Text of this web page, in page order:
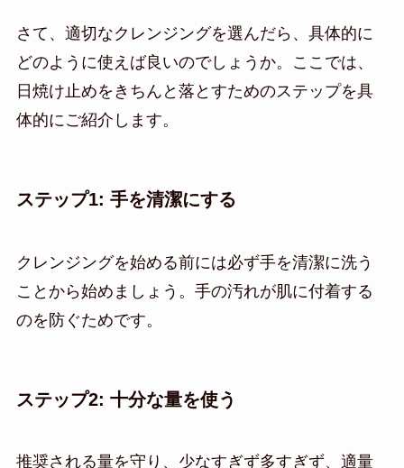
さて、適切なクレンジングを選んだら、具体的に
どのように使えば良いのでしょうか。ここでは、
日焼け止めをきちんと落とすためのステップを具
体的にご紹介します。
ステップ1: 手を清潔にする
クレンジングを始める前には必ず手を清潔に洗う
ことから始めましょう。手の汚れが肌に付着する
のを防ぐためです。
ステップ2: 十分な量を使う
推奨される量を守り、少なすぎず多すぎず、適量